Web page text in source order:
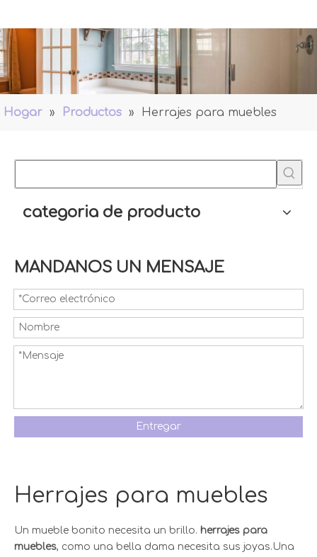
Hogar » Productos » Herrajes para muebles
categoria de producto
MANDANOS UN MENSAJE
Entregar
Herrajes para muebles
Un mueble bonito necesita un brillo. herrajes para
muebles, como una bella dama necesita sus joyas.Una